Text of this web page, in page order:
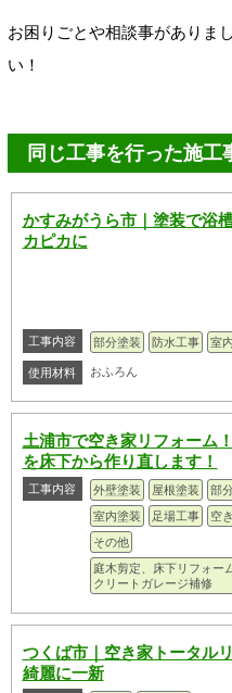
お困りごとや相談事がありま
い！
同じ工事を行った施工
かすみがうら市｜塗装で浴
カピカに
工事内容 部分塗装 防水工事 室
使用材料 おふろん
土浦市で空き家リフォーム
を床下から作り直します！
工事内容 外壁塗装 屋根塗装
部
室内塗装
足場工事
空
その他
庭木剪定、床下リフォー
クリートガレージ補修
つくば市｜空き家トータル
綺麗に一新